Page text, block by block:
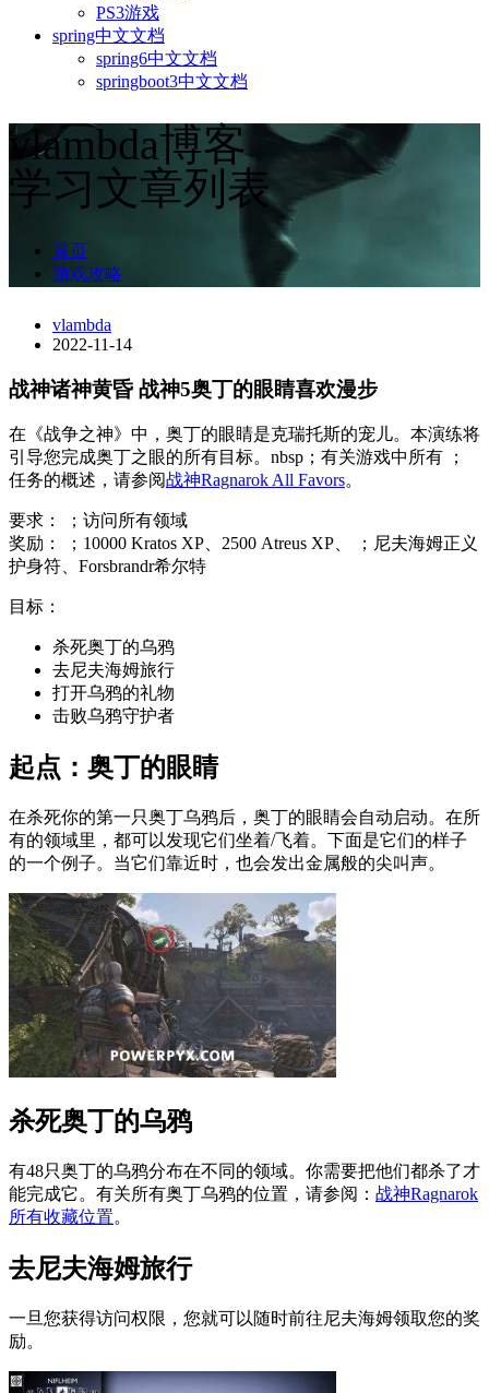
PS3游戏
spring中文文档
spring6中文文档
springboot3中文文档
vlambda博客
学习文章列表
首页
游戏攻略
vlambda
2022-11-14
战神诸神黄昏 战神5奥丁的眼睛喜欢漫步
在《战争之神》中，奥丁的眼睛是克瑞托斯的宠儿。本演练将
引导您完成奥丁之眼的所有目标。nbsp；有关游戏中所有 ；
任务的概述，请参阅战神Ragnarok All Favors。
要求： ；访问所有领域
奖励： ；10000 Kratos XP、2500 Atreus XP、 ；尼夫海姆正义
护身符、Forsbrandr希尔特
目标：
杀死奥丁的乌鸦
去尼夫海姆旅行
打开乌鸦的礼物
击败乌鸦守护者
起点：奥丁的眼睛
在杀死你的第一只奥丁乌鸦后，奥丁的眼睛会自动启动。在所
有的领域里，都可以发现它们坐着/飞着。下面是它们的样子
的一个例子。当它们靠近时，也会发出金属般的尖叫声。
杀死奥丁的乌鸦
有48只奥丁的乌鸦分布在不同的领域。你需要把他们都杀了才
能完成它。有关所有奥丁乌鸦的位置，请参阅： 战神Ragnarok
所有收藏位置。
去尼夫海姆旅行
一旦您获得访问权限，您就可以随时前往尼夫海姆领取您的奖
励。